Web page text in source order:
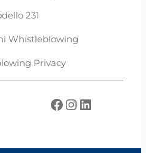
231
Whistleblowing
Privacy
Facebook
Instagram
LinkedIn